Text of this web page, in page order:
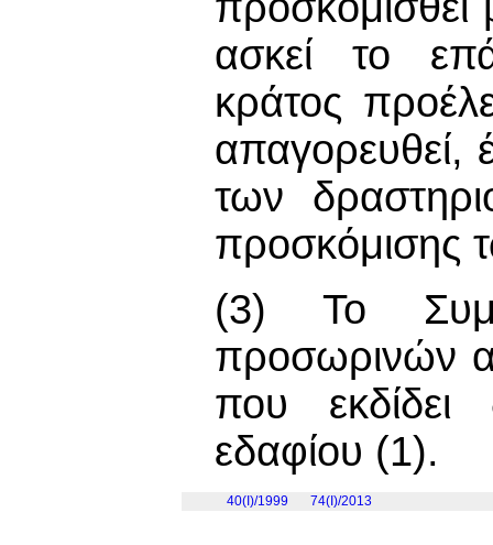
ασκεί το
κράτος
των
προσκόμισης
(3) Το
προσωρινών
που εκδίδει
εδαφίου (1).
40(I)/1999 74(I)/2013